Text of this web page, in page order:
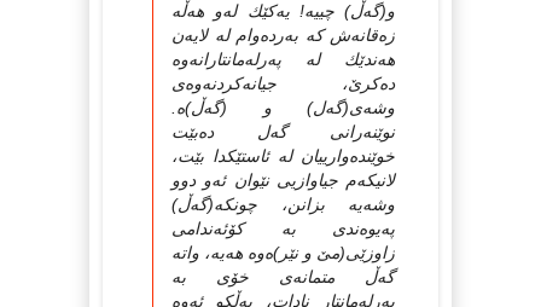
و(گەڵ) چییە! یەكێك لەو هەڵە
زەقانەش كە بەردەوام لە لایەن
هەندێك لە پەرلەمانتارانەوە
دەكرێ، جیانەكردنەوەی
وشەی(گەل) و (گەڵ)ە.
نوێنەرانی گەل دەبێت
خوێندەوارییان لە ئاستێكدا بێت،
لانیكەم جیاوازیی نێوان ئەو دوو
وشەیە بزانن، چونكە(گەڵ)
پەیوەندی بە كۆئەندامی
زاوزێی(مێ و نێر)ەوە هەیە، واتە
گەڵ متمانەی خۆی بە
پەرلەمانتار نادات، بەڵكو ئەوە